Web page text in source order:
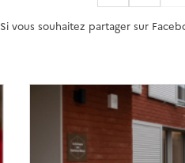
Si vous souhaitez partager sur